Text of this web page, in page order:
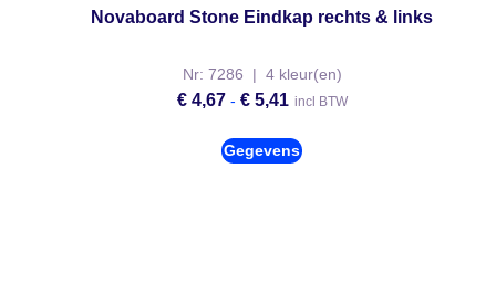
Novaboard Stone Eindkap rechts & links
Nr: 7286 | 4 kleur(en)
€4,67 - €5,41 incl BTW
Gegevens